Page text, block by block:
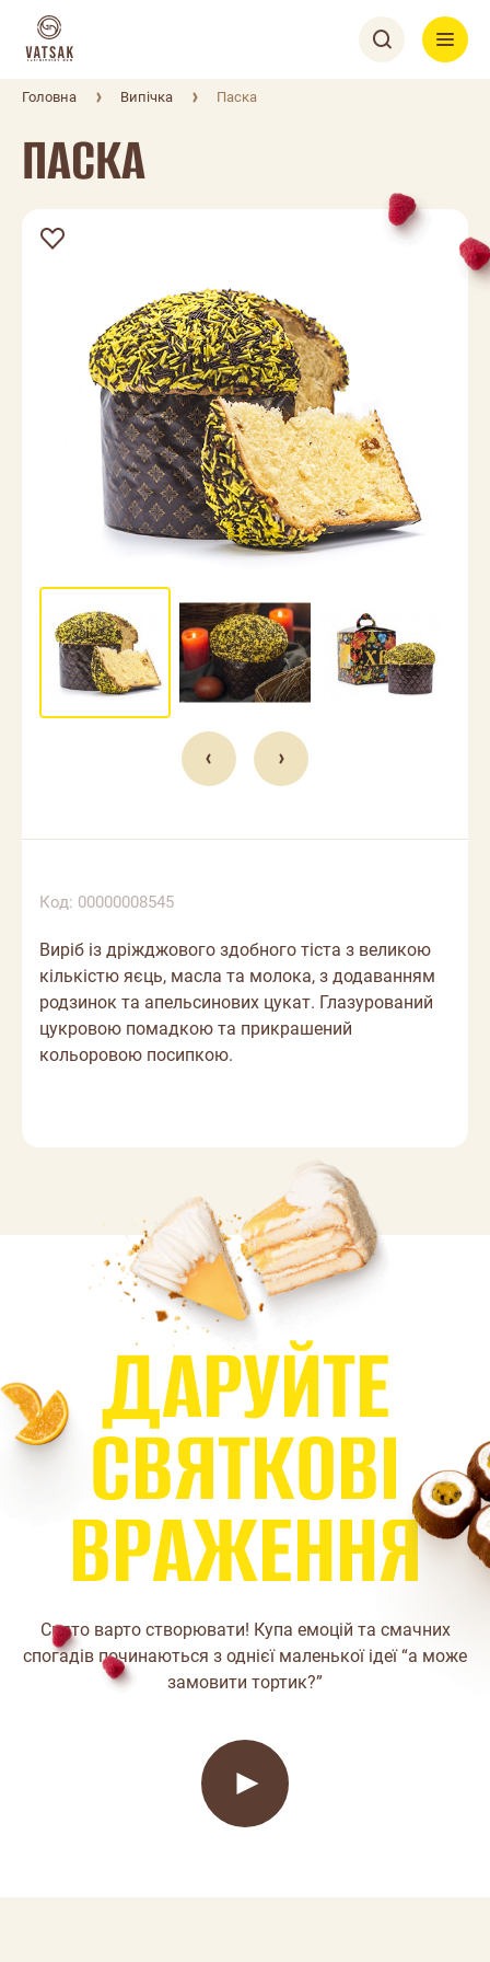
Головна Випічка Паска
ПАСКА
Код: 00000008545
Виріб із дріжджового здобного тіста з великою
кількістю яєць, масла та молока, з додаванням
родзинок та апельсинових цукат. Глазурований
цукровою помадкою та прикрашений
кольоровою посипкою.
ДАРУЙТЕ
СВЯТКОВІ
ВРАЖЕННЯ
Свято варто створювати! Купа емоцій та смачних
спогадів починаються з однієї маленької ідеї “а може
замовити тортик?”